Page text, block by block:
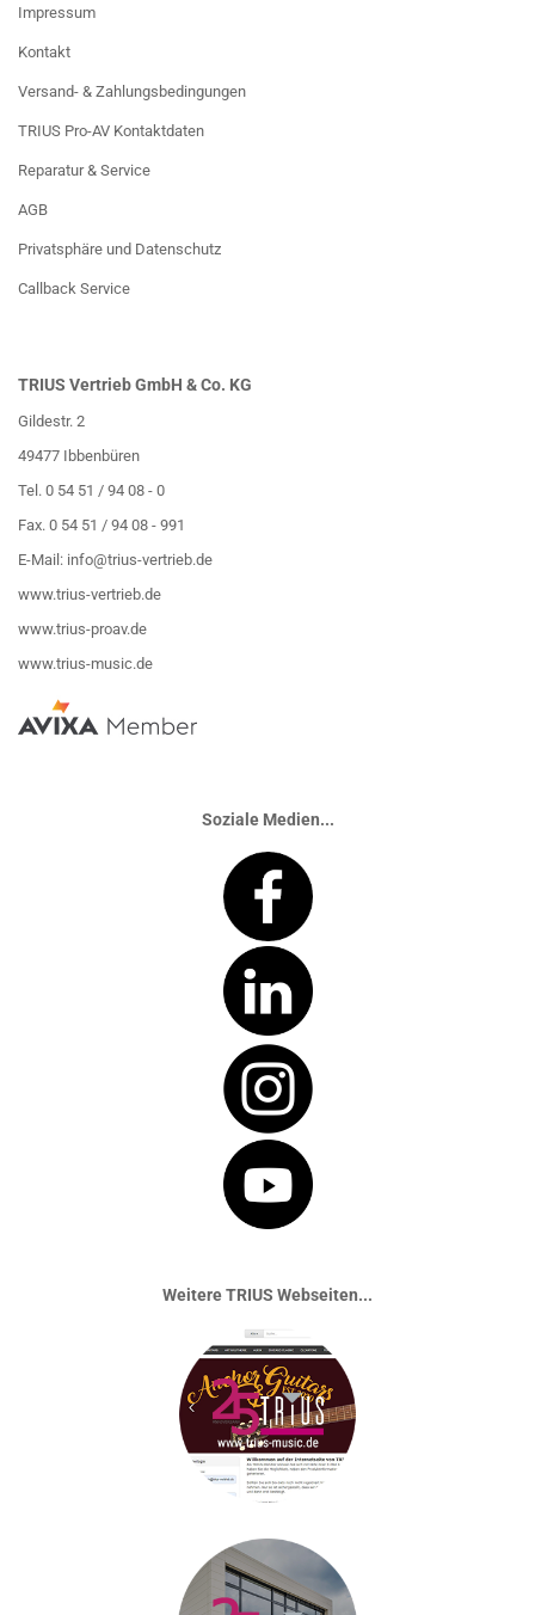
Impressum
Kontakt
Versand- & Zahlungsbedingungen
TRIUS Pro-AV Kontaktdaten
Reparatur & Service
AGB
Privatsphäre und Datenschutz
Callback Service
TRIUS Vertrieb GmbH & Co. KG
Gildestr. 2
49477 Ibbenbüren
Tel. 0 54 51 / 94 08 - 0
Fax. 0 54 51 / 94 08 - 991
E-Mail: info@trius-vertrieb.de
www.trius-vertrieb.de
www.trius-proav.de
www.trius-music.de
Soziale Medien...
Weitere TRIUS Webseiten...